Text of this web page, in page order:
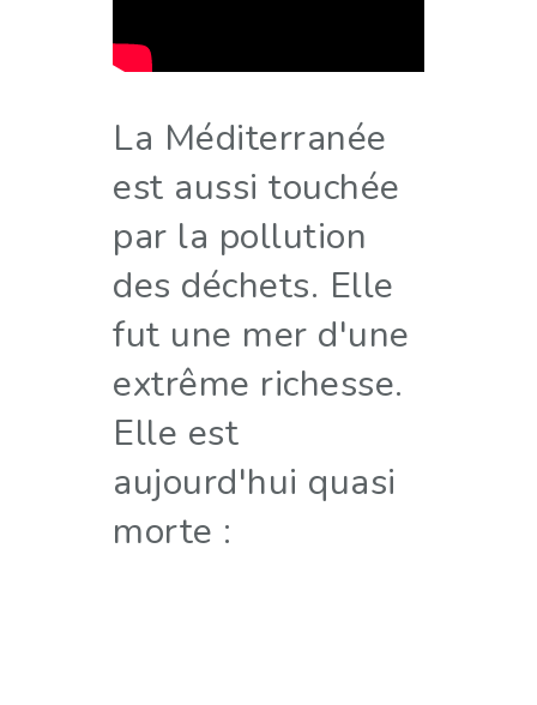
La Méditerranée
est aussi touchée
par la pollution
des déchets. Elle
fut une mer d'une
extrême richesse.
Elle est
aujourd'hui quasi
morte :